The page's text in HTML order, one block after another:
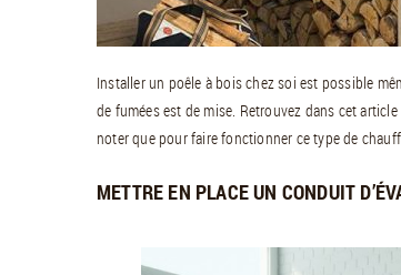
Installer un poêle à bois chez soi est possible
de fumées est de mise. Retrouvez dans cet
noter que pour faire fonctionner ce type de
METTRE EN PLACE UN CONDUIT